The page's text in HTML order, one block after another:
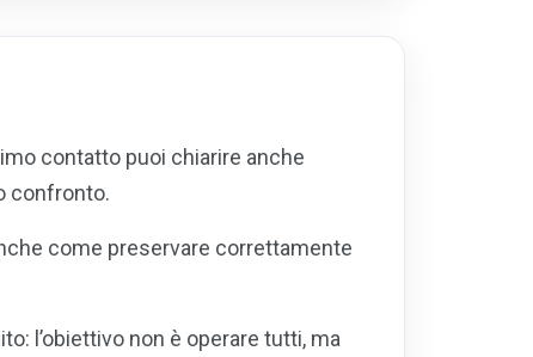
contatto puoi chiarire anche
confronto.
come preservare correttamente
l’obiettivo non è operare tutti, ma